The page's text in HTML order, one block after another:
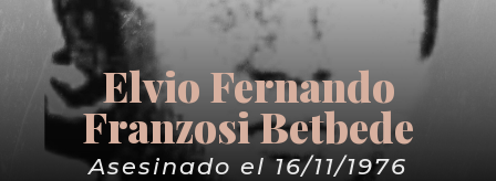
Elvio Fernando
Franzosi Betbede
Asesinado el 16/11/1976